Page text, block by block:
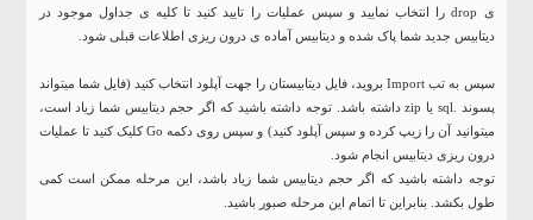
ی drop را انتخاب نمایید و سپس عملیات را تایید کنید تا کلیه ی جداول موجود در
دیتابیس جدید شما پاک شده و دیتابیس آماده ی درون ریزی اطلاعات قبلی شود.
سپس به تب Import بروید، فایل دیتابیستان را جهت آپلود انتخاب کنید (فایل شما میتواند
پسوند .sql یا zip داشته باشد. توجه داشته باشید که اگر حجم دیتابیس شما زیاد است،
میتوانید آن را زیپ کرده و سپس آپلود کنید) و سپس روی دکمه Go کلیک کنید تا عملیات
درون ریزی دیتابیس انجام شود.
توجه داشته باشید که اگر حجم دیتابیس شما زیاد باشد، این مرحله ممکن است کمی
طول بکشد. بنابراین تا اتمام این مرحله صبور باشید.